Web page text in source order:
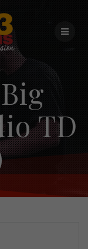
TD